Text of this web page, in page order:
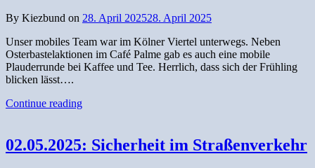
By Kiezbund on 28. April 202528. April 2025
Unser mobiles Team war im Kölner Viertel unterwegs. Neben
Osterbastelaktionen im Café Palme gab es auch eine mobile
Plauderrunde bei Kaffee und Tee. Herrlich, dass sich der Frühling
blicken lässt….
Continue reading
02.05.2025: Sicherheit im Straßenverkehr